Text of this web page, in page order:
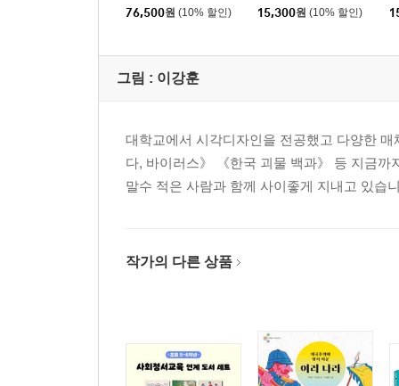
76,500원 (10% 할인) 15,300원 (10% 할인)
그림 : 이강훈
대학교에서 시각디자인을 전공했고 다양한
다, 바이러스》 《한국 괴물 백과》 등 지금
말수 적은 사람과 함께 사이좋게 지내고 있습
작가의 다른 상품